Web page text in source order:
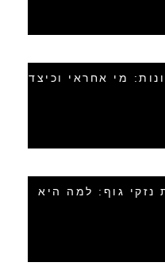
מי אחראי וכיצד
נזקי גוף: למה היא